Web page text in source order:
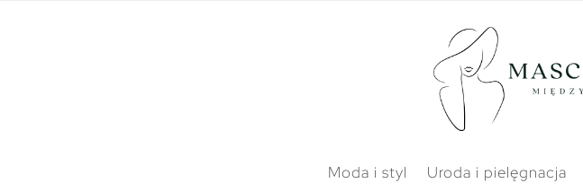
Moda i styl Uroda i pielęgnacja